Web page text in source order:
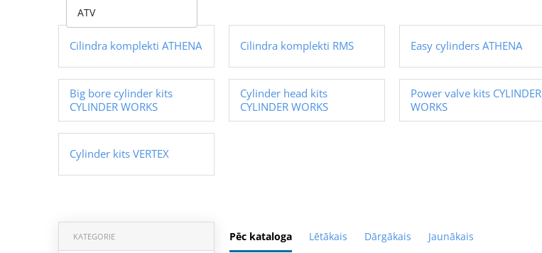
Cilindra komplekti ATHENA Cilindra komplekti RMS Easy cylinders ATHENA
Big bore cylinder kits
CYLINDER WORKS
Cylinder head kits
CYLINDER WORKS
Power valve kits CYLINDER
WORKS
Cylinder kits VERTEX
Pēc kataloga Lētākais Dārgākais Jaunākais
KATEGORIE
ATV